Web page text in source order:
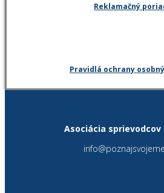
Reklamačný
Pravidlá ochrany
Asociácia